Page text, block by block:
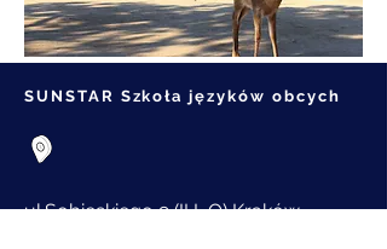
SUNSTAR Szkoła języków obcych
ul.Sobieskiego 9 (II L.O) Kraków